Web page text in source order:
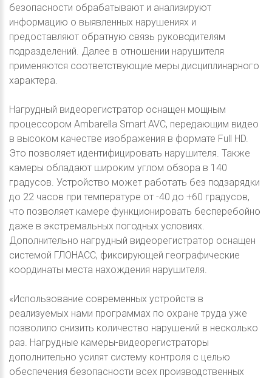
безопасности обрабатывают и анализируют
информацию о выявленных нарушениях и
предоставляют обратную связь руководителям
подразделений. Далее в отношении нарушителя
применяются соответствующие меры дисциплинарного
характера.
Нагрудный видеорегистратор оснащен мощным
процессором Ambarella Smart AVC, передающим видео
в высоком качестве изображения в формате Full HD.
Это позволяет идентифицировать нарушителя. Также
камеры обладают широким углом обзора в 140
градусов. Устройство может работать без подзарядки
до 22 часов при температуре от -40 до +60 градусов,
что позволяет камере функционировать бесперебойно
даже в экстремальных погодных условиях.
Дополнительно нагрудный видеорегистратор оснащен
системой ГЛОНАСС, фиксирующей географические
координаты места нахождения нарушителя.
«Использование современных устройств в
реализуемых нами программах по охране труда уже
позволило снизить количество нарушений в несколько
раз. Нагрудные камеры-видеорегистраторы
дополнительно усилят систему контроля с целью
обеспечения безопасности всех производственных